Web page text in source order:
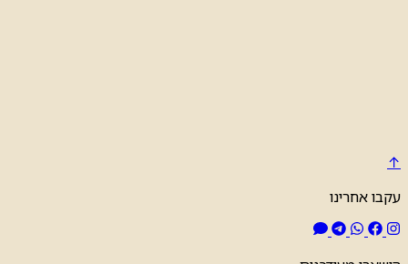
↑
עקבו אחרינו